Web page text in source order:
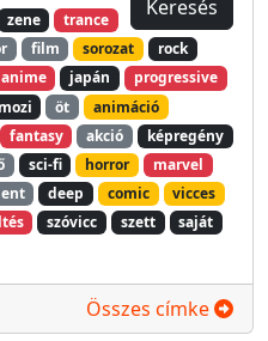
zene
trance
film sorozat
rock
anime japán
progressive
mozi öt
animáció
fantasy akció
képregény
sci-fi horror
marvel
deep comic
vicces
szóvicc szett
saját
Összes címke